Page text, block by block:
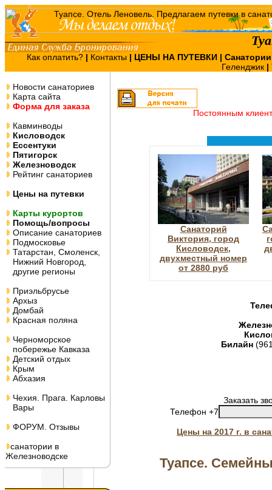
Как оплатить? | Контакты | ЦЕНЫ НА ПУТЕВКИ |
Геленджик |
Новости санаториев
Карта сайта
Форма для заказа
Кавминводы
Кисловодск
Ессентуки
Пятигорск
Железноводск
Рейтинг санаториев
Цены на путевки
Карты курортов
Помощь/вопросы
Описание санаториев
Подмосковье
Татарстан, Смоленск,
Нижний Новгород,
другие регионы
Приэльбрусье
Архыз
Домбай
Красная поляна
Черноморское
побережье Кавказа
Детский отдых
Крым
Абхазия
Чехия. Прага. Карловы
Вары
ФОРУМ. Отзывы
санатории в
Железноводске
Постоянным
Санаторий
Виктория, город
Кисловодск,
двухместный номер
от 2880 руб
Билайн
Заказать
Телефон +7
Цены на 2017 г. в
Туапсе.